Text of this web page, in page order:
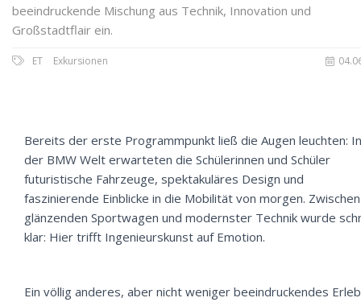
beeindruckende Mischung aus Technik, Innovation und
Großstadtflair ein.
ET Exkursionen
Bereits der erste Programmpunkt ließ die Augen leuchten: In
der BMW Welt erwarteten die Schülerinnen und Schüler
futuristische Fahrzeuge, spektakuläres Design und
faszinierende Einblicke in die Mobilität von morgen. Zwischen
glänzenden Sportwagen und modernster Technik wurde
klar: Hier trifft Ingenieurskunst auf Emotion.
Ein völlig anderes, aber nicht weniger beeindruckendes